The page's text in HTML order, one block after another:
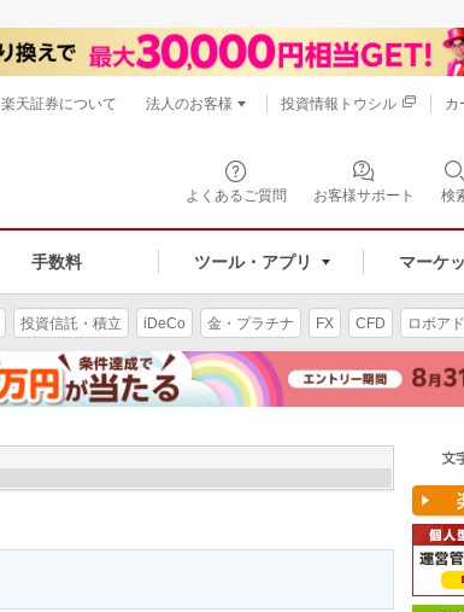
よくあるご質問 お客様サポート 検
手数料 ツール・アプリ マーケ
楽天証券について 法人のお客様 投資情報トウシル カ
投資信託・積立 iDeCo 金・プラチナ FX CFD ロボアド